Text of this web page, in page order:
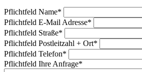
Pflichtfeld Name*
Pflichtfeld E-Mail Adresse*
Pflichtfeld Straße*
Pflichtfeld Postleitzahl + Ort*
Pflichtfeld Telefon*
Pflichtfeld Ihre Anfrage*